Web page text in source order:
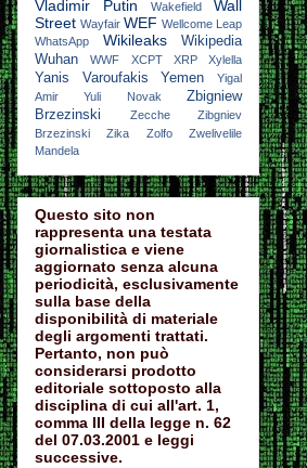
Vladimir Putin Wakefield
Wall
Street Wayfair WEF Wellcome Leap
WhatsApp
Wikileaks
Wikipedia
Wuhan
WWF XCPT XRP Xylella
Yanis Varoufakis Yemen
Yigal
Amir
Yuli Novak
Zbigniew
Brzezinski
Zecche
Zibgniev
Brzezinski
Zika Zolfo
Zwelivelile
Mandela
Questo sito non
rappresenta una testata
giornalistica e viene
aggiornato senza alcuna
periodicità, esclusivamente
sulla base della
disponibilità di materiale
degli argomenti trattati.
Pertanto, non può
considerarsi prodotto
editoriale sottoposto alla
disciplina di cui all'art. 1,
comma III della legge n. 62
del 07.03.2001 e leggi
successive.